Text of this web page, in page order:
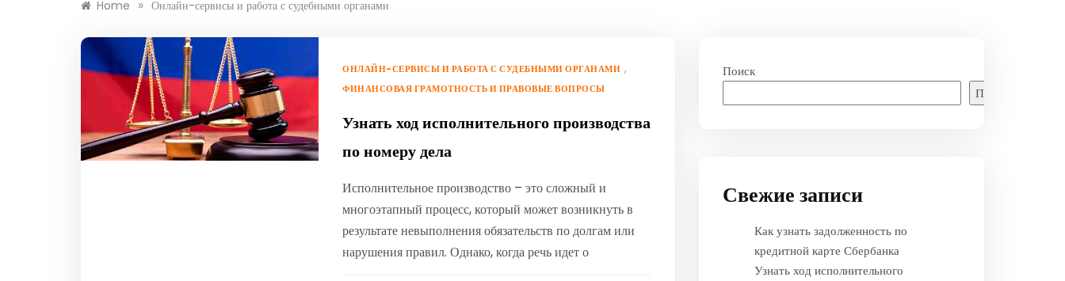
Home » Онлайн-сервисы и работа с судебными органами
ОНЛАЙН-СЕРВИСЫ И РАБОТА С СУДЕБНЫМИ ОРГАНАМИ ,
ФИНАНСОВАЯ ГРАМОТНОСТЬ И ПРАВОВЫЕ ВОПРОСЫ
Узнать ход исполнительного производства
по номеру дела
Исполнительное производство – это сложный и
многоэтапный процесс, который может возникнуть в
результате невыполнения обязательств по долгам или
нарушения правил. Однако, когда речь идет о
Поиск
Поиск
Свежие записи
Как узнать задолженность по
кредитной карте Сбербанка
Узнать ход исполнительного